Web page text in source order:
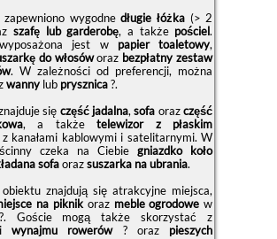
zapewniono wygodnedługie łóżka(> 2
szafę lub garderobę, a także pościel.
jest w papier toaletowy,
do włosóworaz bezpłatny zestaw
. W zależności od preferencji, można
wannylub prysznica?.
się część jadalna,sofa orazczęść
, a takżetelewizor z płaskim
kanałami kablowymi i satelitarnymi. W
czeka na Ciebiegniazdko koło
sofaorazsuszarka na ubrania.
znajdują się atrakcyjne miejsca,
na piknikoraz meble ogrodowe w
Goście mogą także skorzystać z
wynajmu rowerów? oraz pieszych